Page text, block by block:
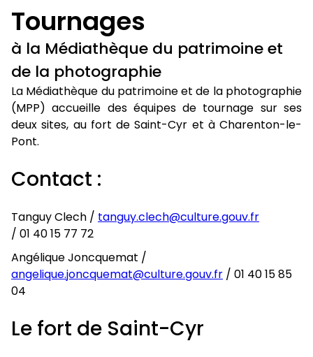
Tournages
à la Médiathèque du patrimoine et
de la photographie
La Médiathèque du patrimoine et de la photographie
(MPP) accueille des équipes de tournage sur ses
deux sites, au fort de Saint-Cyr et à Charenton-le-
Pont.
Contact :
Tanguy Clech / tanguy.clech@culture.gouv.fr
/ 01 40 15 77 72
Angélique Joncquemat /
angelique.joncquemat@culture.gouv.fr / 01 40 15 85
04
Le fort de Saint-Cyr